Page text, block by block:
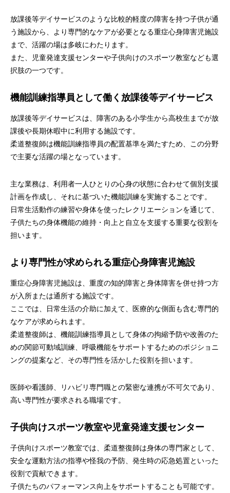
放課後等デイサービスのような比較的軽度の障害を持つ子供が通
う施設から、より専門的なケアが必要となる重症心身障害児施設
まで、活躍の場は多岐にわたります。
また、児童発達支援センターや子供向けのスポーツ教室なども選
択肢の一つです。
機能訓練指導員として働く放課後等デイサービス
放課後等デイサービスは、障害のある小学生から高校生までが放
課後や長期休暇中に利用する施設です。
柔道整復師は機能訓練指導員の配置基準を満たすため、この分野
で主要な活躍の場となっています。
主な業務は、利用者一人ひとりの心身の状態に合わせて個別支援
計画を作成し、それに基づいた機能訓練を実施することです。
日常生活動作の練習や身体を使ったレクリエーションを通じて、
子供たちの身体機能の維持・向上と自立を支援する重要な役割を
担います。
より専門性が求められる重症心身障害児施設
重症心身障害児施設は、重度の知的障害と身体障害を併せ持つ方
が入所または通所する施設です。
ここでは、日常生活の介助に加えて、医療的な側面も含む専門的
なケアが求められます。
柔道整復師は、機能訓練指導員として身体の拘縮予防や改善のた
めの関節可動域訓練、呼吸機能をサポートするためのポジショニ
ングの提案など、その専門性を活かした役割を担います。
医師や看護師、リハビリ専門職との緊密な連携が不可欠であり、
高い専門性が要求される職場です。
子供向けスポーツ教室や児童発達支援センター
子供向けスポーツ教室では、柔道整復師は身体の専門家として、
安全な運動方法の指導や怪我の予防、発生時の応急処置といった
役割で貢献できます。
子供たちのパフォーマンス向上をサポートすることも可能です。